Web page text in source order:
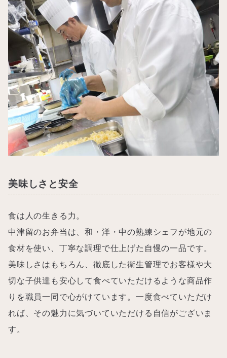
美味しさと安全
食は人の生きる力。
中津留のお弁当は、和・洋・中の熟練シェフが地元の
食材を使い、丁寧な調理で仕上げた自慢の一品です。
美味しさはもちろん、徹底した衛生管理でお客様や大
切な子供達も安心して食べていただけるような商品作
りを職員一同で心がけています。一度食べていただけ
れば、その魅力に気づいていただける自信がございま
す。